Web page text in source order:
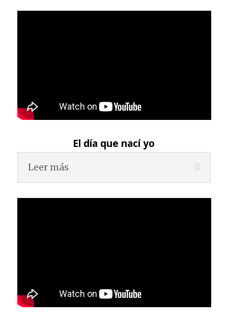
El día que nací yo
Leer más